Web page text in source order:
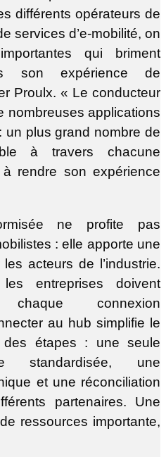
différents opérateurs de
services d’e-mobilité, on
qui briment
son expérience de
Proulx. « Le conducteur
nombreuses applications
un plus grand nombre de
à travers chacune
rendre son expérience
ne profite pas
: elle apporte une
acteurs de l’industrie.
entreprises doivent
connexion
au hub simplifie le
étapes : une seule
standardisée, une
et une réconciliation
partenaires. Une
ressources importante,